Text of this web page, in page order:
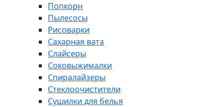
Попкорн
Пылесосы
Рисоварки
Сахарная вата
Слайсеры
Соковыжималки
Спиралайзеры
Стеклоочистители
Сушилки для белья